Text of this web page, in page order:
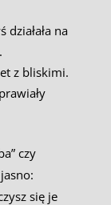
działała na
z bliskimi.
czy
się je